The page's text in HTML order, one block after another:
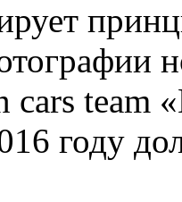
cars team
году